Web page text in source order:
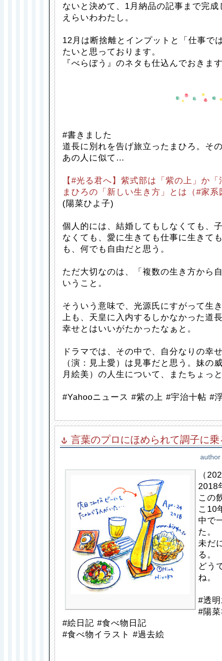
ないと決めて、1月納品の記事まで完成
えらいわわたし。
12月は断捨離とインプットと「仕事で
たいと思っております。
『べらぼう』のネタも仕込んでおきま
#書きました
道長に別れを告げ旅立ったまひろ。そ
あの人に似て…
【#光る君へ】紫式部は「紫の上」か
まひろの「新しい生き方」とは（#家
(陽菜ひよ子)
個人的には、結婚してもしなくても、
なくても、愛に生きても仕事に生きて
も、何でも自由だと思う。
ただ大切なのは、「複数の生き方から
いうこと。
そういう意味で、光源氏にすがって生
上も、天皇に入内するしかなかった道
幸せとはいいがたかったなぁと。
ドラマでは、その中で、自分なりの幸
（演：見上愛）は見事だと思う。妹の
月絵美）の人生について、またちょっ
#Yahooニュース #紫の上 #宇治十帖 #
言葉のプロにほめられて調子に
（
2018
この
こ10
中で
た。
未だ
る。
どう
ね。
#透
#陽
#絵日記 #食べ物日記
#食べ物イラスト #過去絵